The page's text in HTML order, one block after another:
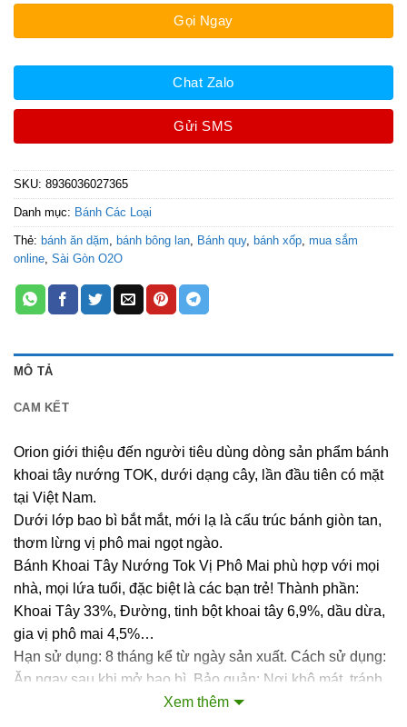
Gọi Ngay
Chat Zalo
Gửi SMS
SKU: 8936036027365
Danh mục: Bánh Các Loại
Thẻ: bánh ăn dặm, bánh bông lan, Bánh quy, bánh xốp, mua sắm
online, Sài Gòn O2O
MÔ TẢ
CAM KẾT
Orion giới thiệu đến người tiêu dùng dòng sản phẩm bánh
khoai tây nướng TOK, dưới dạng cây, lần đầu tiên có mặt
tại Việt Nam.
Dưới lớp bao bì bắt mắt, mới lạ là cấu trúc bánh giòn tan,
thơm lừng vị phô mai ngọt ngào.
Bánh Khoai Tây Nướng Tok Vị Phô Mai phù hợp với mọi
nhà, mọi lứa tuổi, đặc biệt là các bạn trẻ! Thành phần:
Khoai Tây 33%, Đường, tinh bột khoai tây 6,9%, dầu dừa,
gia vị phô mai 4,5%…
Hạn sử dụng: 8 tháng kể từ ngày sản xuất. Cách sử dụng:
Ăn ngay sau khi mở bao bì. Bảo quản: Nơi khô mát, tránh
ánh nắng mặt trời. Xuất xứ thương hiệu: Hàn Quốc. Nơi
Xem thêm